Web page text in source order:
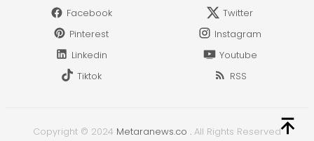
Facebook
Twitter
Pinterest
Instagram
Linkedin
Youtube
Tiktok
RSS
Copyright © 2024 Metaranews.co . All Rights Reserved